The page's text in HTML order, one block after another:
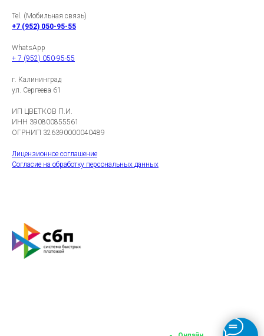
Tel. (Мобильная связь)
+7 (952) 050-95-55
WhatsApp
+ 7 (952) 050-95-55
г. Калининград
ул. Сергеева 61
ИП ЦВЕТКОВ П.И.
ИНН 390800855561
ОГРНИП 326390000040489
Лицензионное соглашение
Согласие на обработку персональных данных